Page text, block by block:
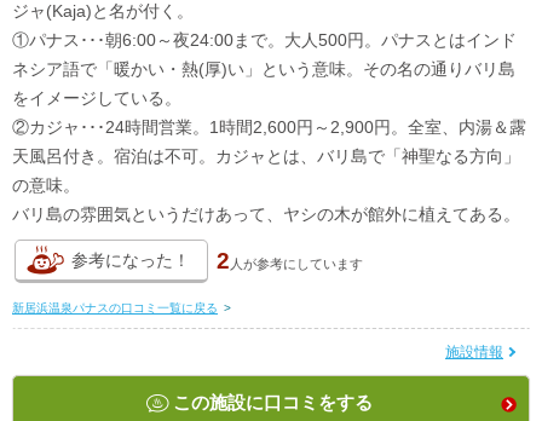
ジャ(Kaja)と名が付く。
①パナス･･･朝6:00～夜24:00まで。大人500円。パナスとはインド
ネシア語で「暖かい・熱(厚)い」という意味。その名の通りバリ島
をイメージしている。
②カジャ･･･24時間営業。1時間2,600円～2,900円。全室、内湯＆露
天風呂付き。宿泊は不可。カジャとは、バリ島で「神聖なる方向」
の意味。
バリ島の雰囲気というだけあって、ヤシの木が館外に植えてある。
参考になった！ 2 人が参考にしています
新居浜温泉パナスの口コミ一覧に戻る >
施設情報
この施設に口コミをする